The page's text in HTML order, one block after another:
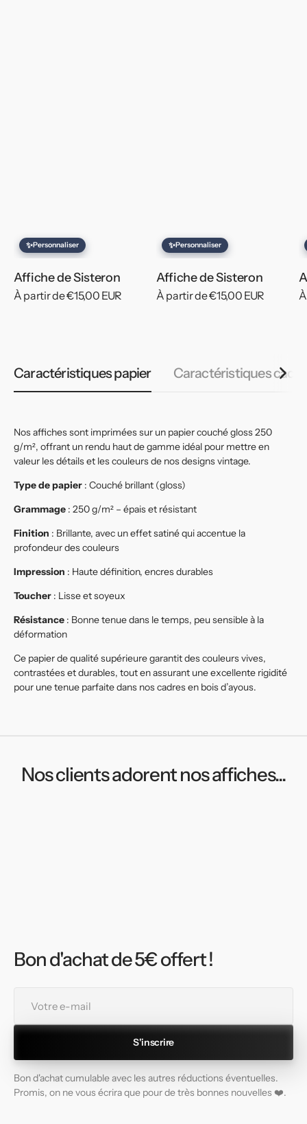
✨Personnaliser
Affiche de Sisteron
Prix
À partir de €15,00 EUR
✨Personnaliser
Affiche de Sisteron
Prix
À partir de €15,00 EUR
Caractéristiques papier Caractéristiques cadre
Nos affiches sont imprimées sur un papier couché gloss 250
g/m², offrant un rendu haut de gamme idéal pour mettre en
valeur les détails et les couleurs de nos designs vintage.
Type de papier : Couché brillant (gloss)
Grammage : 250 g/m² – épais et résistant
Finition : Brillante, avec un effet satiné qui accentue la
profondeur des couleurs
Impression : Haute définition, encres durables
Toucher : Lisse et soyeux
Résistance : Bonne tenue dans le temps, peu sensible à la
déformation
Ce papier de qualité supérieure garantit des couleurs vives,
contrastées et durables, tout en assurant une excellente rigidité
pour une tenue parfaite dans nos cadres en bois d’ayous.
Nos clients adorent nos affiches...
Bon d'achat de 5€ offert !
mail
S'inscrire
Bon d'achat cumulable avec les autres réductions éventuelles.
Promis, on ne vous écrira que pour de très bonnes nouvelles ❤️.